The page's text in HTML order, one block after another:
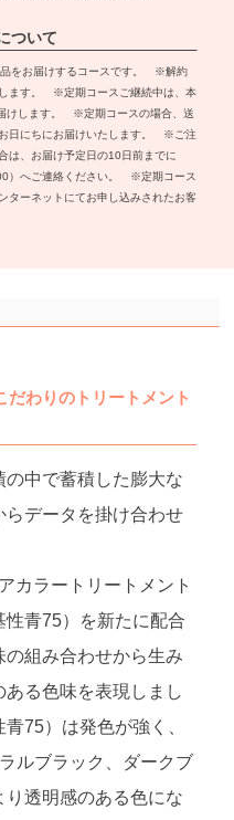
ついて
をお届けするコースです。 ※解約
ます。 ※定期コースご継続中は、本
けします。 ※定期コースの場合、送
日にちにお届けいたします。 ※ご注
は、お届け予定日の10日前までに
）へご連絡ください。 ※定期コース
ターネットにてお申し込みされたお客
わりのトリートメント
中で蓄積した膨大な
データを掛け合わせ
カラートリートメント
青75）を新たに配合
組み合わせから生み
る色味を表現しまし
75）は発色が強く、
ルブラック、ダークブ
透明感のある色にな